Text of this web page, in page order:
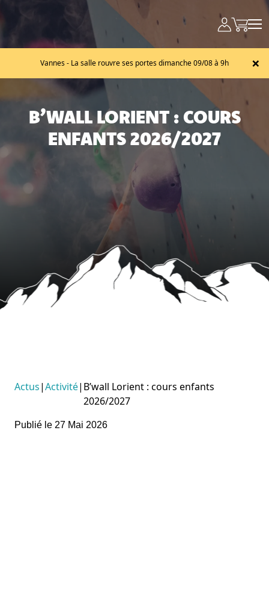
Vannes - La salle rouvre ses portes dimanche 09/08 à 9h ×
B’WALL LORIENT : COURS
ENFANTS 2026/2027
Actus|Activité| B’wall Lorient : cours enfants
2026/2027
Publié le 27 Mai 2026